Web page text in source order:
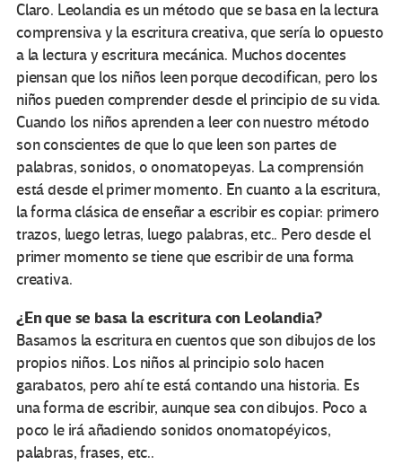
Claro. Leolandia es un método que se basa en la lectura
comprensiva y la escritura creativa, que sería lo opuesto
a la lectura y escritura mecánica. Muchos docentes
piensan que los niños leen porque decodifican, pero los
niños pueden comprender desde el principio de su vida.
Cuando los niños aprenden a leer con nuestro método
son conscientes de que lo que leen son partes de
palabras, sonidos, o onomatopeyas. La comprensión
está desde el primer momento. En cuanto a la escritura,
la forma clásica de enseñar a escribir es copiar: primero
trazos, luego letras, luego palabras, etc.. Pero desde el
primer momento se tiene que escribir de una forma
creativa.
¿En que se basa la escritura con Leolandia?
Basamos la escritura en cuentos que son dibujos de los
propios niños. Los niños al principio solo hacen
garabatos, pero ahí te está contando una historia. Es
una forma de escribir, aunque sea con dibujos. Poco a
poco le irá añadiendo sonidos onomatopéyicos,
palabras, frases, etc..